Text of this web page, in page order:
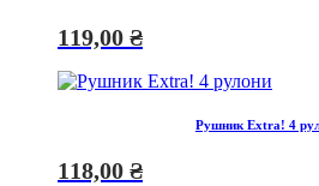
119,00 ₴
Рушник Extra! 4
118,00 ₴